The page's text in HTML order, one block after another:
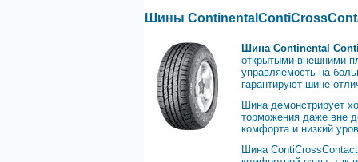
Шины
Шина Continental
открытыми внешними
управляемость на
гарантируют шине
Шина демонстрирует
торможения даже вне
комфорта и низкий
Шина